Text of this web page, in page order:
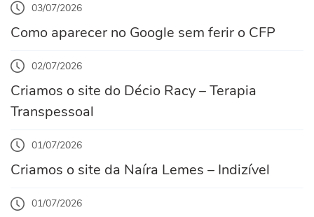
03/07/2026
Como aparecer no Google sem ferir o CFP
02/07/2026
Criamos o site do Décio Racy – Terapia
Transpessoal
01/07/2026
Criamos o site da Naíra Lemes – Indizível
01/07/2026